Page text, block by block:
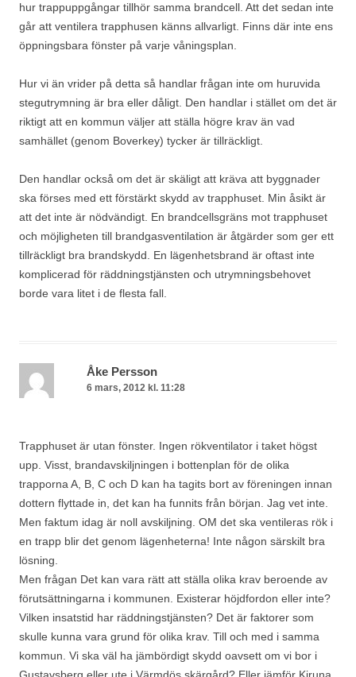
hur trappuppgångar tillhör samma brandcell. Att det sedan inte
går att ventilera trapphusen känns allvarligt. Finns där inte ens
öppningsbara fönster på varje våningsplan.
Hur vi än vrider på detta så handlar frågan inte om huruvida
stegutrymning är bra eller dåligt. Den handlar i stället om det är
riktigt att en kommun väljer att ställa högre krav än vad
samhället (genom Boverkey) tycker är tillräckligt.
Den handlar också om det är skäligt att kräva att byggnader
ska förses med ett förstärkt skydd av trapphuset. Min åsikt är
att det inte är nödvändigt. En brandcellsgräns mot trapphuset
och möjligheten till brandgasventilation är åtgärder som ger ett
tillräckligt bra brandskydd. En lägenhetsbrand är oftast inte
komplicerad för räddningstjänsten och utrymningsbehovet
borde vara litet i de flesta fall.
Åke Persson
6 mars, 2012 kl. 11:28
Trapphuset är utan fönster. Ingen rökventilator i taket högst
upp. Visst, brandavskiljningen i bottenplan för de olika
trapporna A, B, C och D kan ha tagits bort av föreningen innan
dottern flyttade in, det kan ha funnits från början. Jag vet inte.
Men faktum idag är noll avskiljning. OM det ska ventileras rök i
en trapp blir det genom lägenheterna! Inte någon särskilt bra
lösning.
Men frågan Det kan vara rätt att ställa olika krav beroende av
förutsättningarna i kommunen. Existerar höjdfordon eller inte?
Vilken insatstid har räddningstjänsten? Det är faktorer som
skulle kunna vara grund för olika krav. Till och med i samma
kommun. Vi ska väl ha jämbördigt skydd oavsett om vi bor i